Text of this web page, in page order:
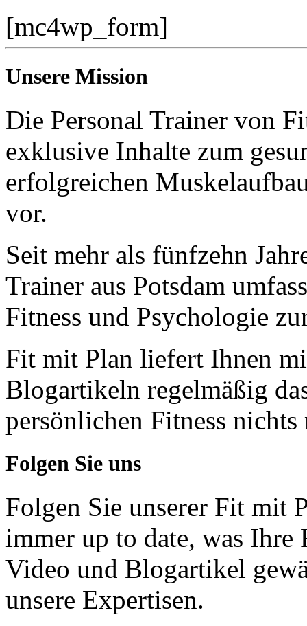
[mc4wp_form]
Unsere Mission
Die Personal Trainer von
exklusive Inhalte zum
erfolgreichen
vor.
Seit mehr als fünfzehn
Trainer aus Potsdam
Fitness und Psychologie
Fit mit Plan liefert Ihnen
Blogartikeln regelmäßig
persönlichen Fitness nichts
Folgen Sie uns
Folgen Sie unserer Fit mit
immer up to date, was Ihre
Video und Blogartikel
unsere Expertisen.